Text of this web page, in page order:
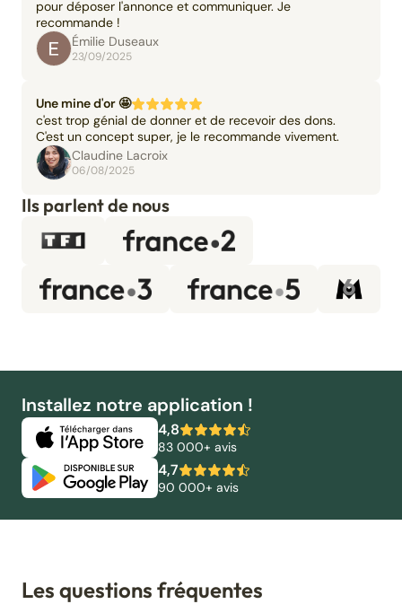
pour déposer l'annonce et communiquer. Je
recommande !
Émilie Duseaux
23/09/2025
Une mine d'or 🤩
c'est trop génial de donner et de recevoir des dons.
C'est un concept super, je le recommande vivement.
Claudine Lacroix
06/08/2025
Ils parlent de nous
Installez notre application !
4,8
83 000+ avis
4,7
90 000+ avis
Les questions fréquentes